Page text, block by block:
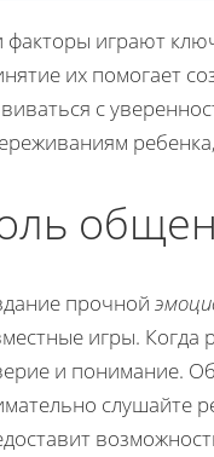
факторы играют
их помогает
с
прочной
игры. Когда
и понимание.
слушайте